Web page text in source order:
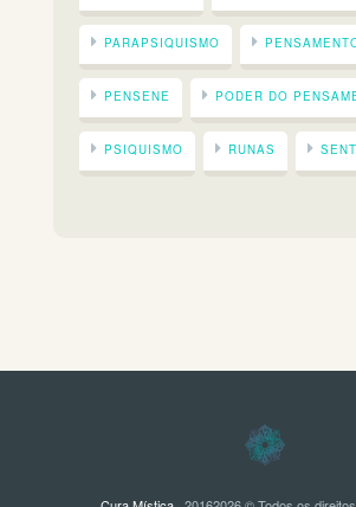
PARAPSIQUISMO
PENSENE PODER DO
PSIQUISMO RUNAS